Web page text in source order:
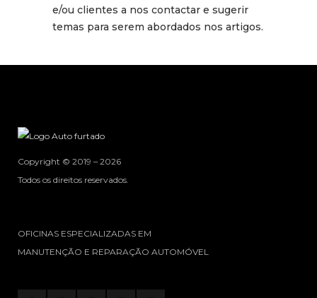
e/ou clientes a nos contactar e sugerir
temas para serem abordados nos artigos.
Copyright © 2019 – 2026
Todos os direitos reservados.
OFICINAS ESPECIALIZADAS EM
MANUTENÇÃO E REPARAÇÃO AUTOMÓVEL